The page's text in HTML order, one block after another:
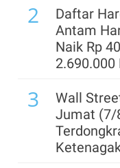
2
Daftar
Antam
Naik Rp
2.690.000
3
Wall
Jumat (7/